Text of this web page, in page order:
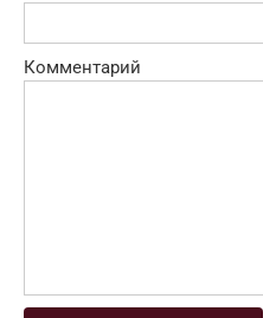
Комментарий